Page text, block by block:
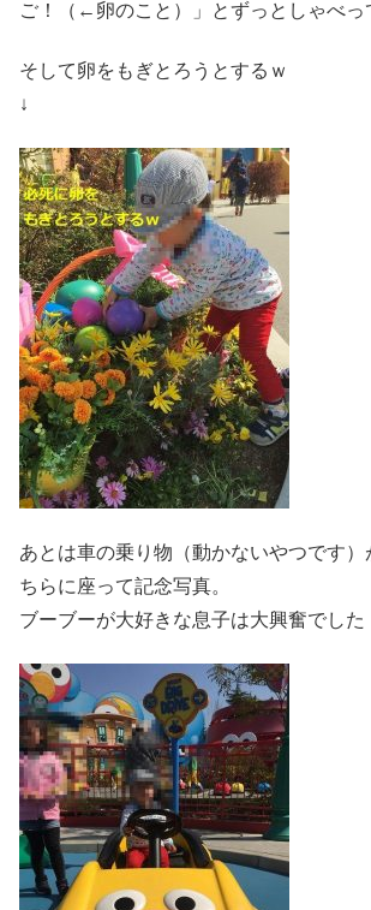
ご！（←卵のこと）」とずっとしゃべっ
そして卵をもぎとろうとするｗ
↓
あとは車の乗り物（動かないやつです）
ちらに座って記念写真。
ブーブーが大好きな息子は大興奮でした